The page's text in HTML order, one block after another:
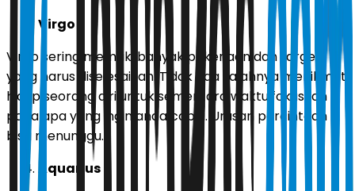
Virgo
Virgo sering memiliki banyak pekerjaan dan target
yang harus diselesaikan. Tidak ada salahnya menikmati
hidup seorang diri untuk sementara waktu.fokuskan
pada apa yang ingin anda capai. Urusan percintaan
bisa menunggu.
Aquarius